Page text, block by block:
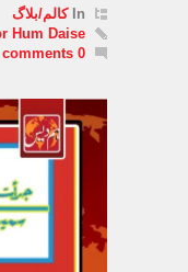
In کالم/بلاگ
Hum Daise
0 comments